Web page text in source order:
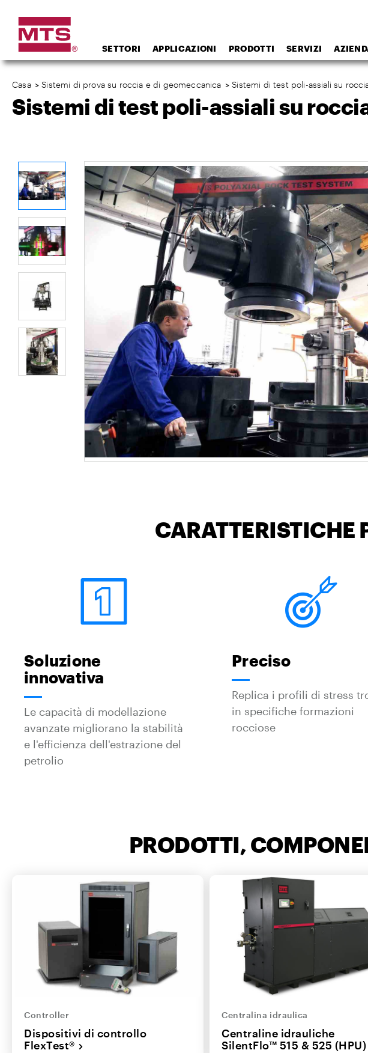
SETTORI APPLICAZIONI PRODOTTI SERVIZI
Casa >Sistemi di prova su roccia e di geomeccanica >Sistemi di test poli-assiali su
Sistemi di test poli-assiali su
CARATTERISTICHE
Soluzione
innovativa
Le capacità di modellazione
avanzate migliorano la stabilità
e l'efficienza dell'estrazione del
petrolio
Preciso
Replica i profili di stress
in specifiche formazioni
rocciose
PRODOTTI,
Controller
Dispositivi di controllo
FlexTest®
Centralina idraulica
Centraline idrauliche
SilentFlo™ 515 & 525 (HPU)